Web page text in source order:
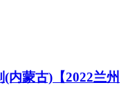
内蒙古)【2022兰州